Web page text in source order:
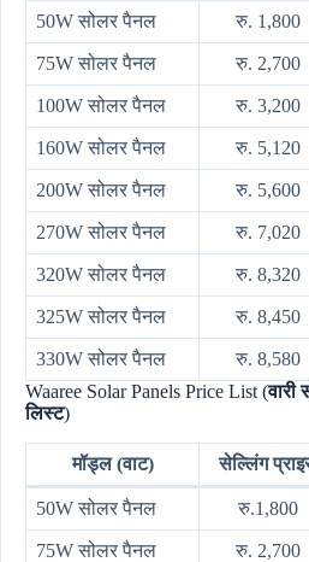
50W सोलर पैनल रु. 1,800
75W सोलर पैनल रु. 2,700
100W सोलर पैनल रु. 3,200
160W सोलर पैनल रु. 5,120
200W सोलर पैनल रु. 5,600
270W सोलर पैनल रु. 7,020
320W सोलर पैनल रु. 8,320
325W सोलर पैनल रु. 8,450
330W सोलर पैनल रु. 8,580
Waaree Solar Panels Price List (वारी
लिस्ट)
मॉड्ल (वाट) सेल्लिंग
50W सोलर पैनल रु.1,800
75W सोलर पैनल रु. 2,700